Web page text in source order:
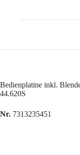
Bedienplatine inkl.
44.620S
Nr. 7313235451